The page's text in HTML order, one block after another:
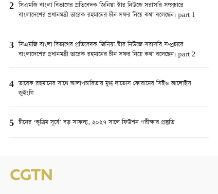
2 সিএমজি বাংলা বিভাগের প্রতিবেদক জিনিয়া স্টার নিউজে সরাসরি সম্প্রচারে
বাংলাদেশের প্রধানমন্ত্রী তারেক রহমানের চীন সফর নিয়ে কথা বলেছেন। part 1
3 সিএমজি বাংলা বিভাগের প্রতিবেদক জিনিয়া স্টার নিউজে সরাসরি সম্প্রচারে
বাংলাদেশের প্রধানমন্ত্রী তারেক রহমানের চীন সফর নিয়ে কথা বলেছেন। part 2
4 তারেক রহমানের সাথে আলাপচারিতায় মুগ্ধ দাভোস ফোরামের সিইও আলোইস
জুইংগি
5 চীনের ‘কৃত্রিম সূর্যে’ বড় সাফল্য, ২০২৭ সালে ফিউশন পরীক্ষার প্রস্তুতি